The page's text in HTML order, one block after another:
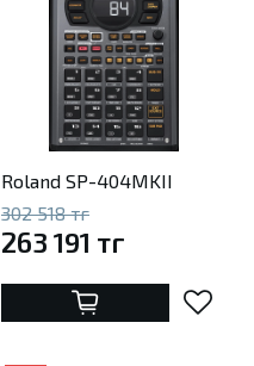
Roland SP-404MKII
302 518 тг
263 191 тг